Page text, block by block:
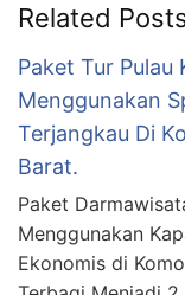
Related
Paket Tur Pulau
Menggunakan
Terjangkau Di
Barat.
Paket
Menggunakan
Ekonomis di